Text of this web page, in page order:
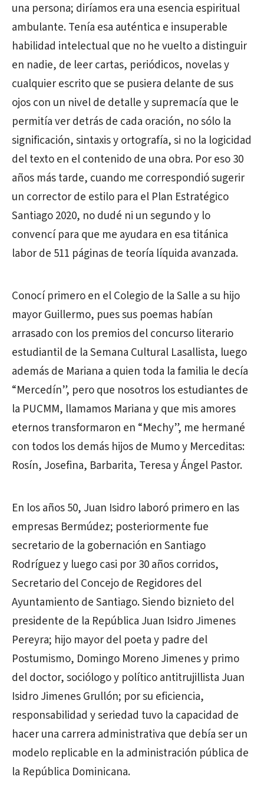
una persona; diríamos era una esencia espiritual
ambulante. Tenía esa auténtica e insuperable
habilidad intelectual que no he vuelto a distinguir
en nadie, de leer cartas, periódicos, novelas y
cualquier escrito que se pusiera delante de sus
ojos con un nivel de detalle y supremacía que le
permitía ver detrás de cada oración, no sólo la
significación, sintaxis y ortografía, si no la logicidad
del texto en el contenido de una obra. Por eso 30
años más tarde, cuando me correspondió sugerir
un corrector de estilo para el Plan Estratégico
Santiago 2020, no dudé ni un segundo y lo
convencí para que me ayudara en esa titánica
labor de 511 páginas de teoría líquida avanzada.
Conocí primero en el Colegio de la Salle a su hijo
mayor Guillermo, pues sus poemas habían
arrasado con los premios del concurso literario
estudiantil de la Semana Cultural Lasallista, luego
además de Mariana a quien toda la familia le decía
“Mercedín”, pero que nosotros los estudiantes de
la PUCMM, llamamos Mariana y que mis amores
eternos transformaron en “Mechy”, me hermané
con todos los demás hijos de Mumo y Merceditas:
Rosín, Josefina, Barbarita, Teresa y Ángel Pastor.
En los años 50, Juan Isidro laboró primero en las
empresas Bermúdez; posteriormente fue
secretario de la gobernación en Santiago
Rodríguez y luego casi por 30 años corridos,
Secretario del Concejo de Regidores del
Ayuntamiento de Santiago. Siendo biznieto del
presidente de la República Juan Isidro Jimenes
Pereyra; hijo mayor del poeta y padre del
Postumismo, Domingo Moreno Jimenes y primo
del doctor, sociólogo y político antitrujillista Juan
Isidro Jimenes Grullón; por su eficiencia,
responsabilidad y seriedad tuvo la capacidad de
hacer una carrera administrativa que debía ser un
modelo replicable en la administración pública de
la República Dominicana.